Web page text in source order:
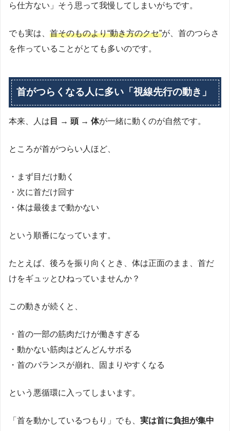
ら仕方ない」そう思って我慢してしまいがちです。
でも実は、 首そのものより“動き方のクセ”が、首のつらさ
を作っていることがとても多いのです。
首がつらくなる人に多い「視線先行の動き」
本来、人は 目 → 頭 → 体が一緒に動くのが自然です。
ところが首がつらい人ほど、
・まず目だけ動く
・次に首だけ回す
・体は最後まで動かない
という順番になっています。
たとえば、後ろを振り向くとき、体は正面のまま、首だ
けをギュッとひねっていませんか？
この動きが続くと、
・首の一部の筋肉だけが働きすぎる
・動かない筋肉はどんどんサボる
・首のバランスが崩れ、固まりやすくなる
という悪循環に入ってしまいます。
「首を動かしているつもり」でも、 実は首に負担が集中